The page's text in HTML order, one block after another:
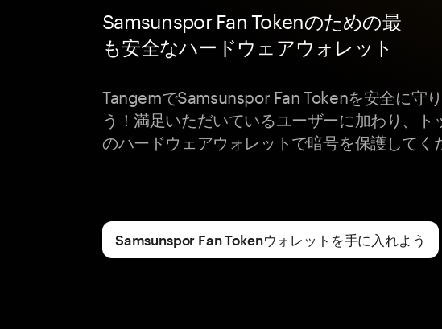
Samsunspor Fan Tokenのための最
も安全なハードウェアウォレット
TangemでSamsunspor Fan Tokenを安全に守
う！満足いただいているユーザーに加わり、ト
のハードウェアウォレットで暗号を保護してく
Samsunspor Fan Tokenウォレットを手に入れよう